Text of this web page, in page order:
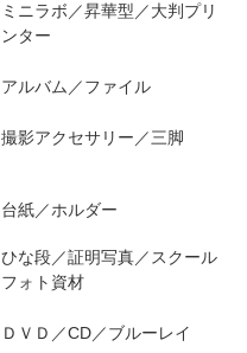
ミニラボ／昇華型／大判プリ
ンター
アルバム／ファイル
撮影アクセサリー／三脚
台紙／ホルダー
ひな段／証明写真／スクール
フォト資材
ＤＶＤ／CD／ブルーレイ